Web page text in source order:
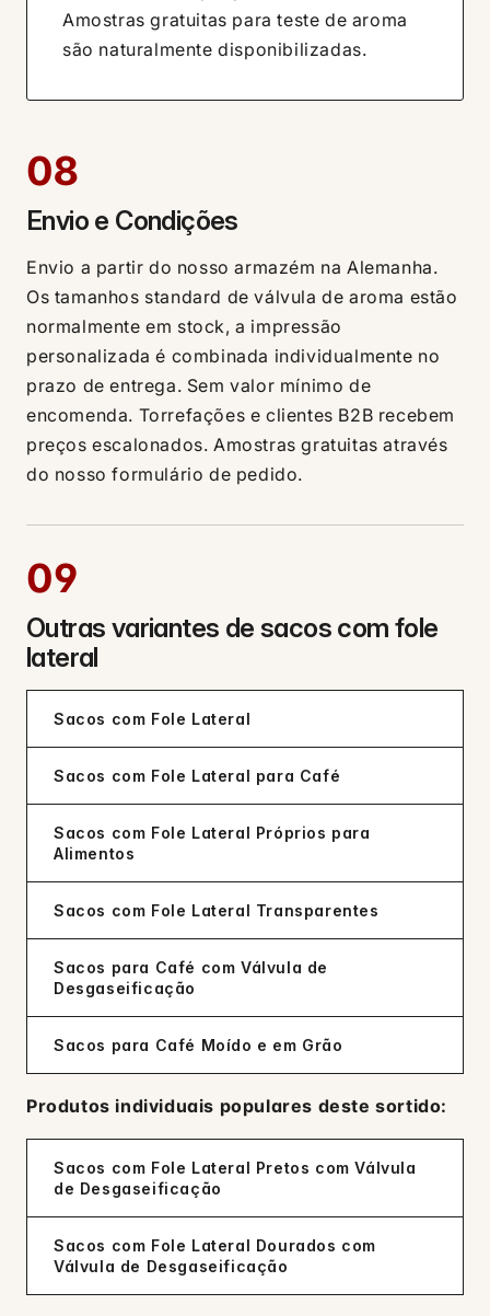
Amostras gratuitas para teste de aroma
são naturalmente disponibilizadas.
08
Envio e Condições
Envio a partir do nosso armazém na Alemanha.
Os tamanhos standard de válvula de aroma estão
normalmente em stock, a impressão
personalizada é combinada individualmente no
prazo de entrega. Sem valor mínimo de
encomenda. Torrefações e clientes B2B recebem
preços escalonados. Amostras gratuitas através
do nosso formulário de pedido.
09
Outras variantes de sacos com fole
lateral
Sacos com Fole Lateral
Sacos com Fole Lateral para Café
Sacos com Fole Lateral Próprios para
Alimentos
Sacos com Fole Lateral Transparentes
Sacos para Café com Válvula de
Desgaseificação
Sacos para Café Moído e em Grão
Produtos individuais populares deste sortido:
Sacos com Fole Lateral Pretos com Válvula
de Desgaseificação
Sacos com Fole Lateral Dourados com
Válvula de Desgaseificação